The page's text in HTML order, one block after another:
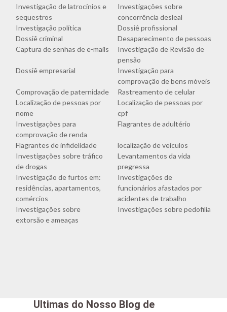
Investigação de latrocínios e
sequestros
Investigações sobre
concorrência desleal
Investigação política
Dossiê profissional
Dossiê criminal
Desaparecimento de pessoas
Captura de senhas de e-mails
Investigação de Revisão de
pensão
Dossiê empresarial
Investigação para
comprovação de bens móveis
Comprovação de paternidade
Rastreamento de celular
Localização de pessoas por
nome
Localização de pessoas por
cpf
Investigações para
comprovação de renda
Flagrantes de adultério
Flagrantes de infidelidade
localização de veículos
Investigações sobre tráfico
de drogas
Levantamentos da vida
pregressa
Investigação de furtos em:
residências, apartamentos,
comércios
Investigações de
funcionários afastados por
acidentes de trabalho
Investigações sobre
extorsão e ameaças
Investigações sobre pedofilia
Ultimas do Nosso Blog de